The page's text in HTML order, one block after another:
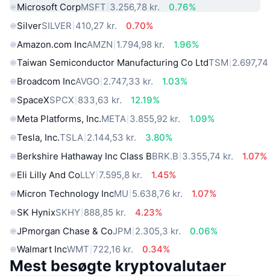
Microsoft CorpMSFT 3.256,78 kr.
0.76%
SilverSILVER 410,27 kr.
0.70%
Amazon.com IncAMZN 1.794,98 kr.
1.96%
Taiwan Semiconductor Manufacturing Co LtdTSM
Broadcom IncAVGO 2.747,33 kr.
1.03%
SpaceXSPCX 833,63 kr.
12.19%
Meta Platforms, Inc.META 3.855,92 kr.
1.09%
Tesla, Inc.TSLA 2.144,53 kr.
3.80%
Berkshire Hathaway Inc Class BBRK.B 3.355,74 kr.
1.07%
Eli Lilly And CoLLY 7.595,8 kr.
1.45%
Micron Technology IncMU 5.638,76 kr.
1.07%
SK HynixSKHY 888,85 kr.
4.23%
JPmorgan Chase & CoJPM 2.305,3 kr.
0.06%
Walmart IncWMT 722,16 kr. 0.34%
Mest besøgte kryptovalutaer